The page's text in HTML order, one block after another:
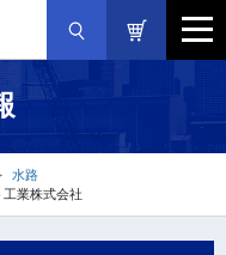
水路
工業株式会社